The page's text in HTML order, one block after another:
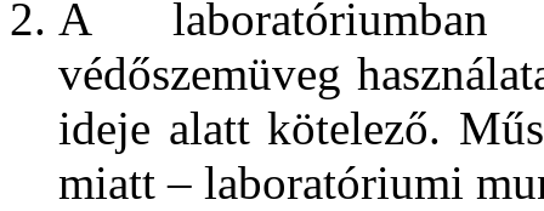
A
védőszemüveg
ideje alatt kötelező.
miatt – laboratóriumi